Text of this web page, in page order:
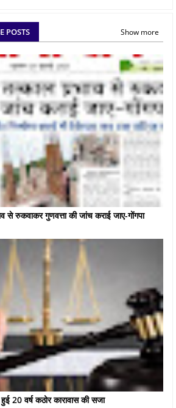
POSTS Show more
से रुकवाकर गुणवत्ता की जांच कराई जाए-गोंगपा
20 वर्ष कठोर कारावास की सजा